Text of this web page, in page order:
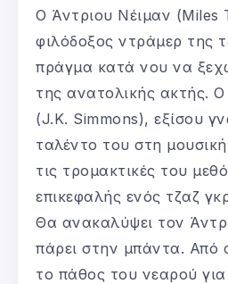
Ο Άντριου Νέιμαν (Miles
φιλόδοξος ντράμερ της
πράγμα κατά νου να
της ανατολικής ακτής.
(J.K. Simmons), εξίσου
ταλέντο του στη
τις τρομακτικές του
επικεφαλής ενός τζαζ
Θα ανακαλύψει τον
πάρει στην μπάντα. Από
το πάθος του νεαρού για